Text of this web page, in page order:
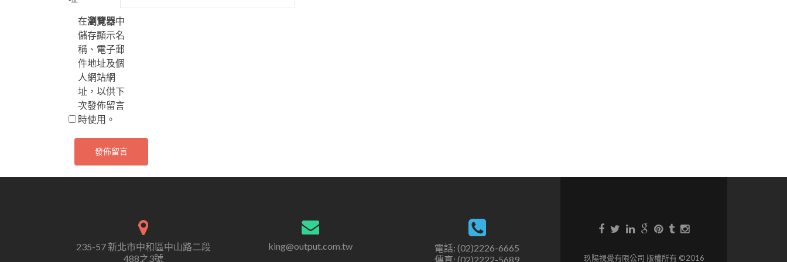
在瀏覽器中
儲存顯示名
稱、電子郵
件地址及個
人網站網
址，以供下
次發佈留言
時使用。
235-57 新北市中和區中山路二段
488之3號
king@output.com.tw
電話: (02)2226-6665
傳真: (02)2222-5689
玖陽視覺有限公司 版權所有 ©2016